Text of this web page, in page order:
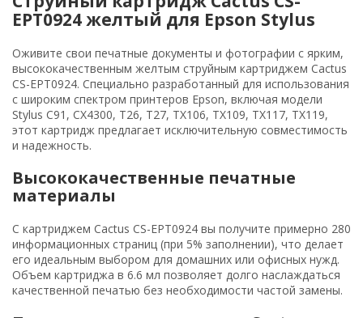
EPT0924 желтый для Epson Stylus
Оживите свои печатные документы и фотографии с ярким,
высококачественным желтым струйным картриджем Cactus
CS-EPT0924. Специально разработанный для использования
с широким спектром принтеров Epson, включая модели
Stylus C91, CX4300, T26, T27, TX106, TX109, TX117, TX119,
этот картридж предлагает исключительную совместимость
и надежность.
Высококачественные печатные
материалы
С картриджем Cactus CS-EPT0924 вы получите примерно 280
информационных страниц (при 5% заполнении), что делает
его идеальным выбором для домашних или офисных нужд.
Объем картриджа в 6.6 мл позволяет долго наслаждаться
качественной печатью без необходимости частой замены.